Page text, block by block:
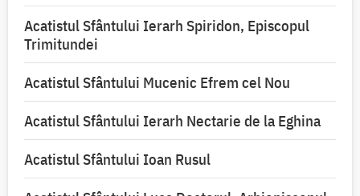
Acatistul Sfântului Ierarh Spiridon, Episcopul
Trimitundei
Acatistul Sfântului Mucenic Efrem cel Nou
Acatistul Sfântului Ierarh Nectarie de la Eghina
Acatistul Sfântului Ioan Rusul